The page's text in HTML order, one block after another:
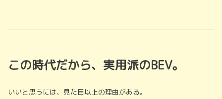
この時代だから、実用派のBEV。
いいと思うには、見た目以上の理由がある。